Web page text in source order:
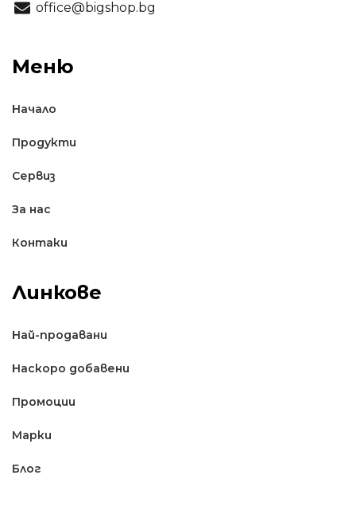
office@bigshop.bg
Меню
Начало
Продукти
Сервиз
За нас
Контаки
Линкове
Най-продавани
Наскоро добавени
Промоции
Марки
Блог